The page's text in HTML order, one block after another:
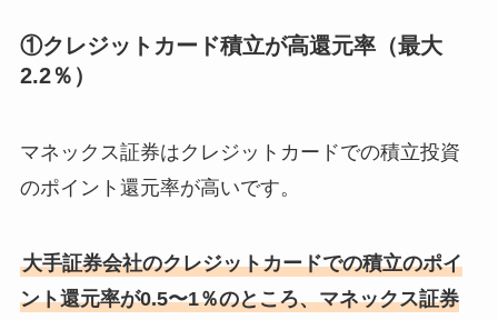
①クレジットカード積立が高還元率（最大
2.2％）
マネックス証券はクレジットカードでの積立投資
のポイント還元率が高いです。
大手証券会社のクレジットカードでの積立のポイ
ント還元率が0.5〜1％のところ、マネックス証券